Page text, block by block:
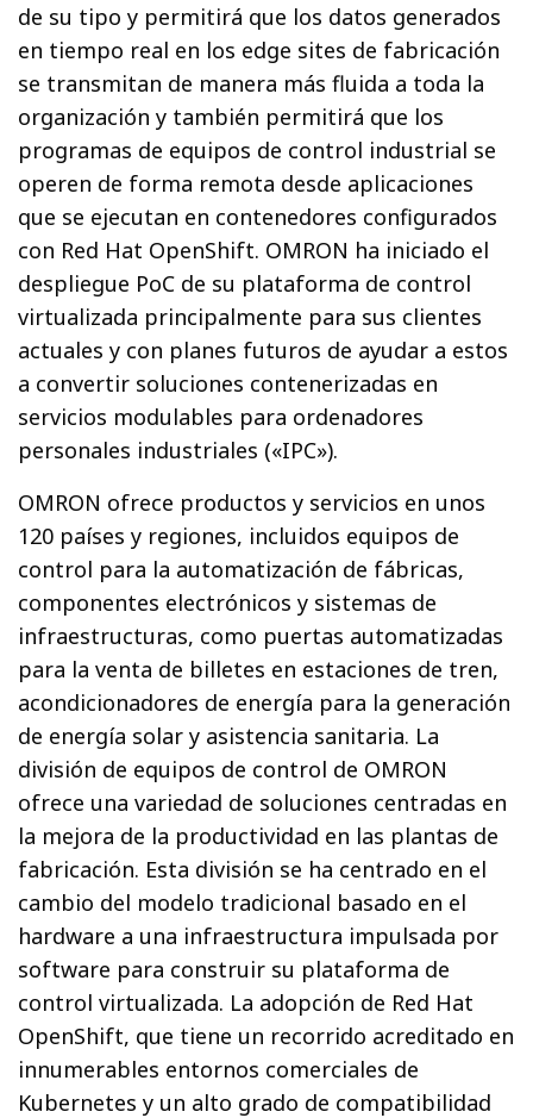
de su tipo y permitirá que los datos generados
en tiempo real en los edge sites de fabricación
se transmitan de manera más fluida a toda la
organización y también permitirá que los
programas de equipos de control industrial se
operen de forma remota desde aplicaciones
que se ejecutan en contenedores configurados
con Red Hat OpenShift. OMRON ha iniciado el
despliegue PoC de su plataforma de control
virtualizada principalmente para sus clientes
actuales y con planes futuros de ayudar a estos
a convertir soluciones contenerizadas en
servicios modulables para ordenadores
personales industriales («IPC»).
OMRON ofrece productos y servicios en unos
120 países y regiones, incluidos equipos de
control para la automatización de fábricas,
componentes electrónicos y sistemas de
infraestructuras, como puertas automatizadas
para la venta de billetes en estaciones de tren,
acondicionadores de energía para la generación
de energía solar y asistencia sanitaria. La
división de equipos de control de OMRON
ofrece una variedad de soluciones centradas en
la mejora de la productividad en las plantas de
fabricación. Esta división se ha centrado en el
cambio del modelo tradicional basado en el
hardware a una infraestructura impulsada por
software para construir su plataforma de
control virtualizada. La adopción de Red Hat
OpenShift, que tiene un recorrido acreditado en
innumerables entornos comerciales de
Kubernetes y un alto grado de compatibilidad